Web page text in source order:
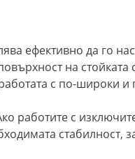
ефективно да го
на стойката
с по-широки и
работите с
стабилност,